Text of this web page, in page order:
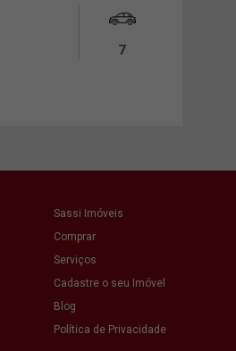
7
Sassi Imóveis
Comprar
Serviços
Cadastre o seu Imóvel
Blog
Política de Privacidade